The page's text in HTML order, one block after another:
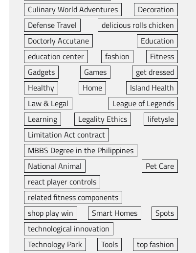
Culinary World Adventures
Decoration
Defense Travel
delicious rolls chicken
Doctorly Accutane
Education
education center
fashion
Fitness
Gadgets
Games
get dressed
Healthy
Home
Island Health
Law & Legal
League of Legends
Learning
Legality Ethics
lifetysle
Limitation Act contract
MBBS Degree in the Philippines
National Animal
Pet Care
react player controls
related fitness components
shop play win
Smart Homes
Spots
technological innovation
Technology Park
Tools
top fashion